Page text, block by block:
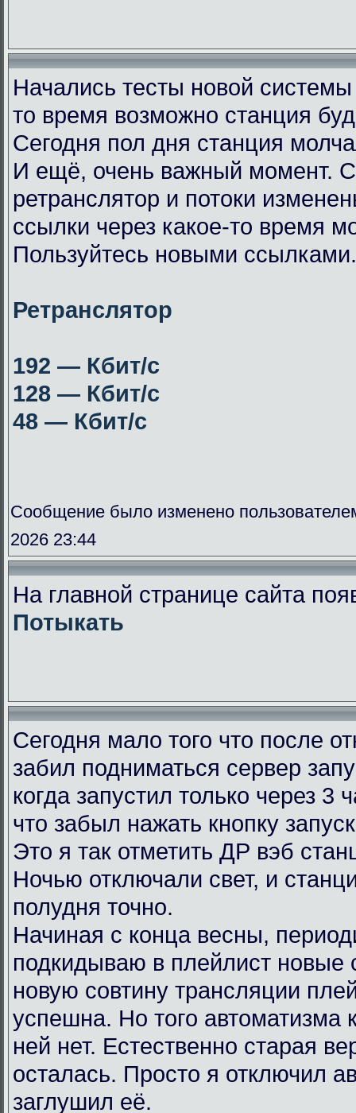
Начались тесты новой
то время возможно станция
Сегодня пол дня станция
И ещё, очень важный момент.
ретранслятор и потоки
ссылки через какое-то время
Пользуйтесь новыми ссылками.
Ретранслятор
192 — Кбит/с
128 — Кбит/с
48 — Кбит/с
Сообщение было изменено
2026 23:44
На главной странице сайта
Потыкать
Сегодня мало того что после
забил подниматься сервер
когда запустил только через 3
что забыл нажать кнопку
Это я так отметить ДР вэб
Ночью отключали свет, и
полудня точно.
Начиная с конца весны,
подкидываю в плейлист новые
новую совтину трансляции
успешна. Но того автоматизма
ней нет. Естественно старая
осталась. Просто я отключил
заглушил её.